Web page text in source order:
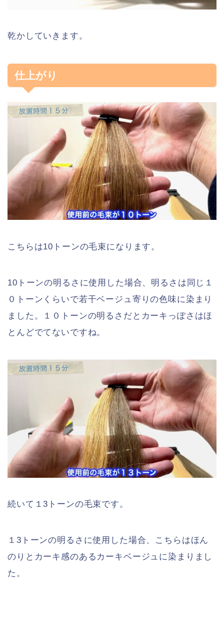
乾かしていきます。
仕上がり
こちらは10トーンの毛束になります。
10トーンの明るさに使用した場合、明るさは同じ１
０トーンくらいで若干ベージュ寄りの色味に染まり
ました。１０トーンの明るさだとカーキっぽさはほ
とんどでてないですね。
続いて１3トーンの毛束です。
１3トーンの明るさに使用した場合、こちらはほん
のりとカーキ感のあるカーキベージュに染まりまし
た。